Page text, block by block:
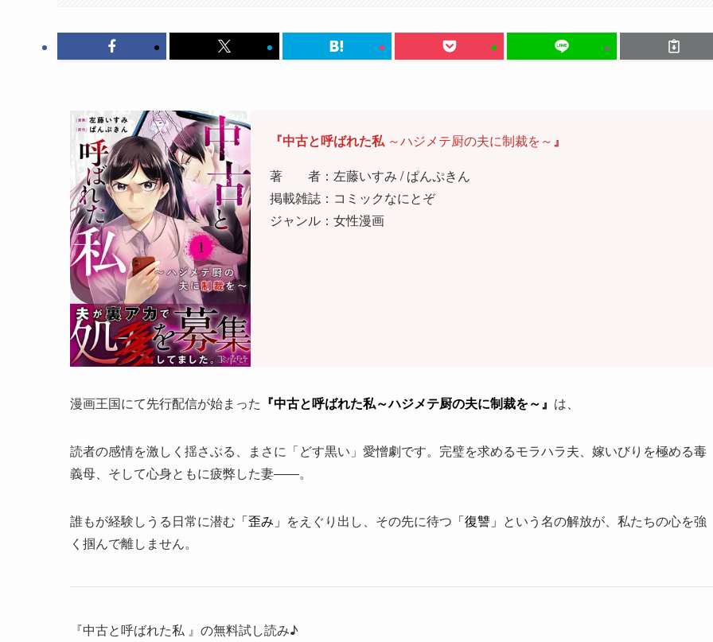
『中古と呼ばれた私 ～ハジメテ厨の夫に制裁を～』
著 者：左藤いすみ / ぱんぷきん
掲載雑誌：コミックなにとぞ
ジャンル：女性漫画
漫画王国にて先行配信が始まった 『中古と呼ばれた私～ハジメテ厨の夫に制裁を～』 は、
読者の感情を激しく揺さぶる、まさに「どす黒い」愛憎劇です。完璧を求めるモラハラ夫、嫁いびりを極める毒
義母、そして心身ともに疲弊した妻――。
誰もが経験しうる日常に潜む 「歪み」 をえぐり出し、その先に待つ 「復讐」 という名の解放が、私たちの心を強
く掴んで離しません。
『中古と呼ばれた私 』の無料試し読み♪